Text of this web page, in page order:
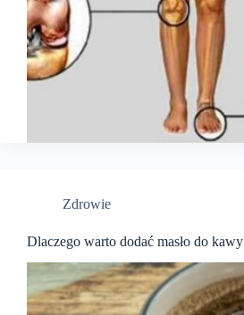
Zdrowie
Dlaczego warto dodać masło do kawy